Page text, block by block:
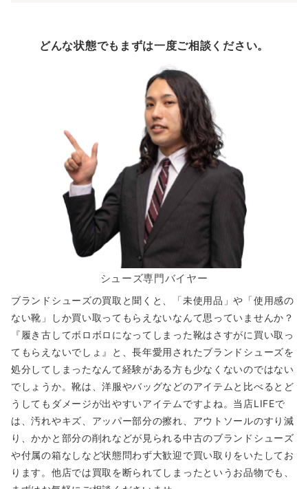
どんな状態でもまずは一度ご相談ください。
ブランドシューズの買取と聞くと、「未使用品」や「使用感の
ない靴」しか買い取ってもらえないなんて思っていませんか？
『履き古してボロボロになってしまった靴はさすがに買い取っ
てもらえないでしょ』と、長年愛用されたブランドシューズを
処分してしまったなんて経験がある方も少なくないのではない
でしょうか。靴は、洋服やバッグなどのアイテムと比べるとど
うしてもダメージが出やすいアイテムですよね。当店LIFEで
は、汚れやキズ、アッパー部分の擦れ、アウトソールのすり減
り、かかと部分の削れなどが見られる中古のブランドシューズ
や付属の箱なしなど状態問わず大歓迎で買い取りをいたしてお
ります。他店では買取を断られてしまったというお品物でも、
シューズ専門バイヤー